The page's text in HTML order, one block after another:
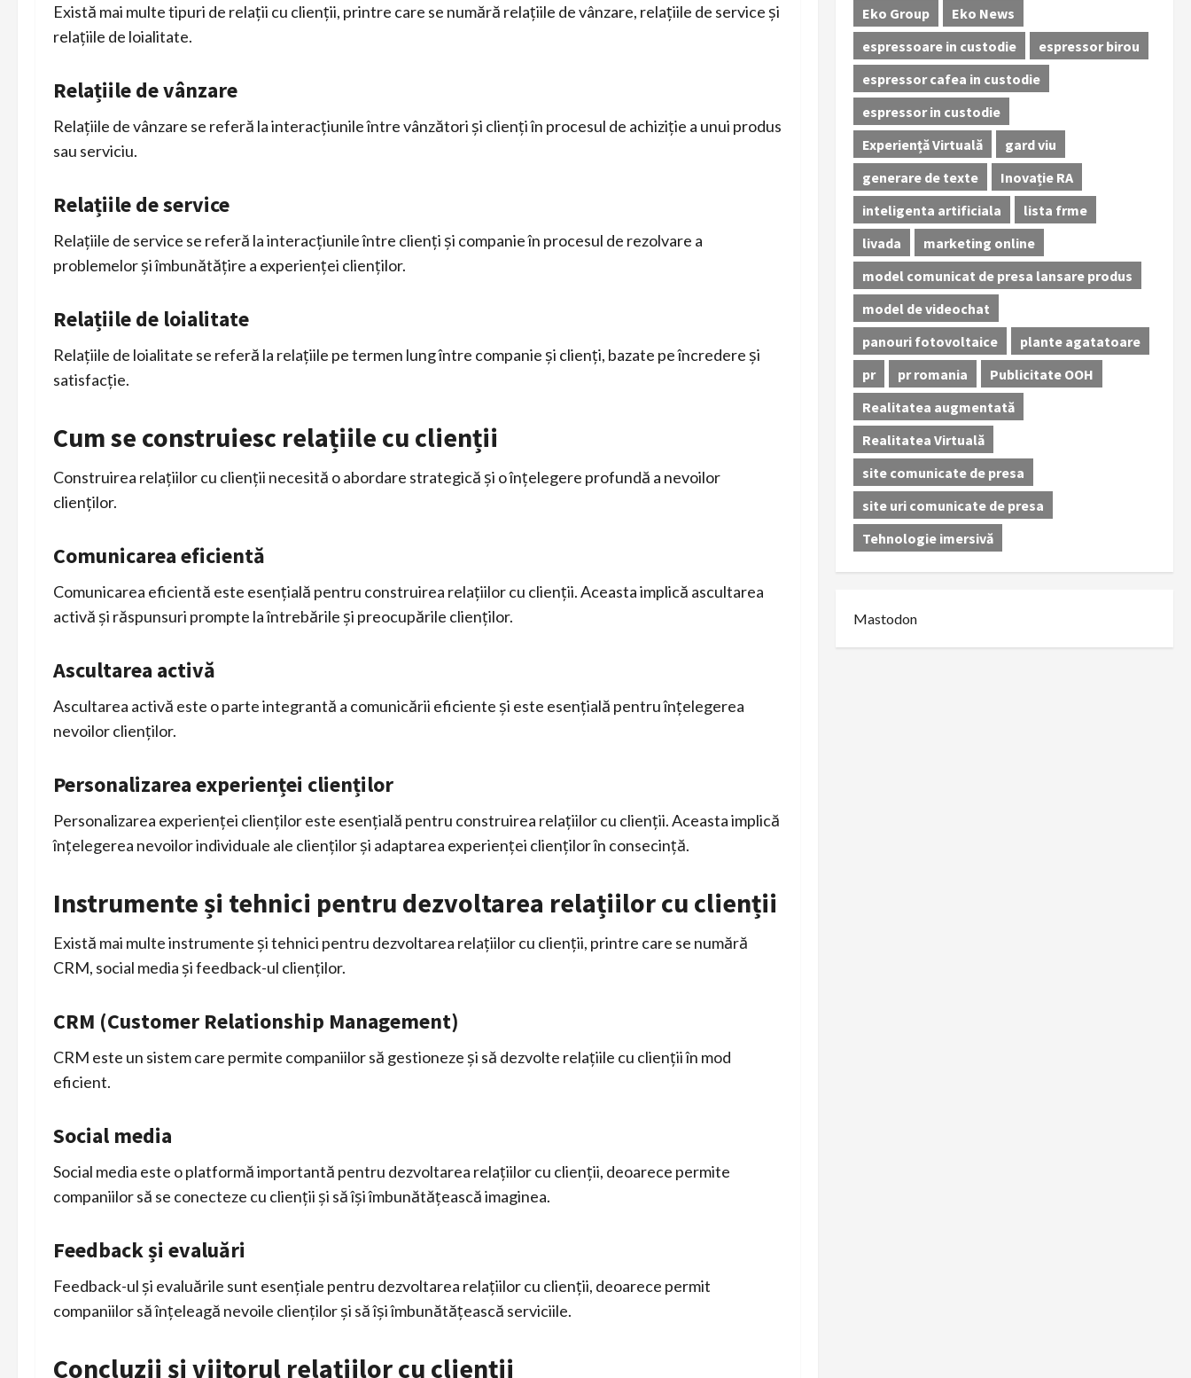
Există mai multe tipuri de relații cu clienții, printre care se numără relațiile de vânzare, relațiile de service și
relațiile de loialitate.
Relațiile de vânzare
Relațiile de vânzare se referă la interacțiunile între vânzători și clienți în procesul de achiziție a unui produs
sau serviciu.
Relațiile de service
Relațiile de service se referă la interacțiunile între clienți și companie în procesul de rezolvare a
problemelor și îmbunătățire a experienței clienților.
Relațiile de loialitate
Relațiile de loialitate se referă la relațiile pe termen lung între companie și clienți, bazate pe încredere și
satisfacție.
Cum se construiesc relațiile cu clienții
Construirea relațiilor cu clienții necesită o abordare strategică și o înțelegere profundă a nevoilor
clienților.
Comunicarea eficientă
Comunicarea eficientă este esențială pentru construirea relațiilor cu clienții. Aceasta implică ascultarea
activă și răspunsuri prompte la întrebările și preocupările clienților.
Ascultarea activă
Ascultarea activă este o parte integrantă a comunicării eficiente și este esențială pentru înțelegerea
nevoilor clienților.
Personalizarea experienței clienților
Personalizarea experienței clienților este esențială pentru construirea relațiilor cu clienții. Aceasta implică
înțelegerea nevoilor individuale ale clienților și adaptarea experienței clienților în consecință.
Instrumente și tehnici pentru dezvoltarea relațiilor cu clienții
Există mai multe instrumente și tehnici pentru dezvoltarea relațiilor cu clienții, printre care se numără
CRM, social media și feedback-ul clienților.
CRM (Customer Relationship Management)
CRM este un sistem care permite companiilor să gestioneze și să dezvolte relațiile cu clienții în mod
eficient.
Social media
Social media este o platformă importantă pentru dezvoltarea relațiilor cu clienții, deoarece permite
companiilor să se conecteze cu clienții și să își îmbunătățească imaginea.
Feedback și evaluări
Feedback-ul și evaluările sunt esențiale pentru dezvoltarea relațiilor cu clienții, deoarece permit
companiilor să înțeleagă nevoile clienților și să își îmbunătățească serviciile.
Concluzii și viitorul relațiilor cu clienții
Eko Group
Eko News
espressoare in custodie
espressor birou
espressor cafea in custodie
espressor in custodie
Experiență Virtuală
gard viu
generare de texte
Inovație RA
inteligenta artificiala
lista frme
livada
marketing online
model comunicat de presa lansare produs
model de videochat
panouri fotovoltaice
plante agatatoare
pr
pr romania
Publicitate OOH
Realitatea augmentată
Realitatea Virtuală
site comunicate de presa
site uri comunicate de presa
Tehnologie imersivă
Mastodon